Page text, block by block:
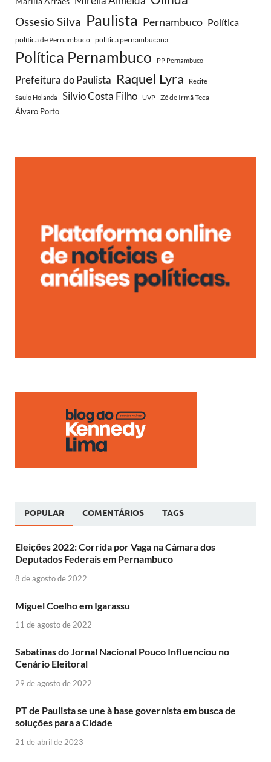
Ossesio Silva Paulista Pernambuco Política
política de Pernambuco política pernambucana
Política Pernambuco PP Pernambuco
Prefeitura do Paulista Raquel Lyra Recife
Saulo Holanda Silvio Costa Filho UVP Zé de Irmã Teca
Álvaro Porto
POPULAR COMENTÁRIOS TAGS
Eleições 2022: Corrida por Vaga na Câmara dos
Deputados Federais em Pernambuco
8 de agosto de 2022
Miguel Coelho em Igarassu
11 de agosto de 2022
Sabatinas do Jornal Nacional Pouco Influenciou no
Cenário Eleitoral
29 de agosto de 2022
PT de Paulista se une à base governista em busca de
soluções para a Cidade
21 de abril de 2023